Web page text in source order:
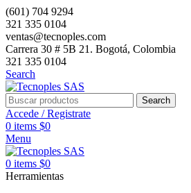
(601) 704 9294
321 335 0104
ventas@tecnoples.com
Carrera 30 # 5B 21. Bogotá, Colombia
321 335 0104
Search
Search
Accede / Registrate
0 items $0
Menu
0 items $0
Herramientas